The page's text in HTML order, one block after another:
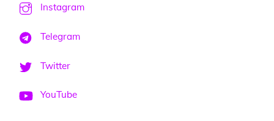
Instagram
Telegram
Twitter
YouTube